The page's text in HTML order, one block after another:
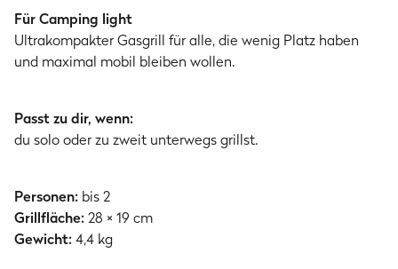
Für Camping light
Ultrakompakter Gasgrill für alle, die wenig Platz haben
und maximal mobil bleiben wollen.
Passt zu dir, wenn:
du solo oder zu zweit unterwegs grillst.
Personen: bis 2
Grillfläche: 28 × 19 cm
Gewicht: 4,4 kg